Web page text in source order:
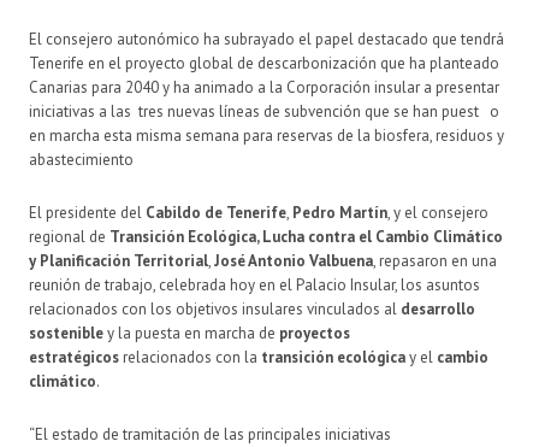
El consejero autonómico ha subrayado el papel destacado que tendrá
Tenerife en el proyecto global de descarbonización que ha planteado
Canarias para 2040 y ha animado a la Corporación insular a presentar
iniciativas a las tres nuevas líneas de subvención que se han puest o
en marcha esta misma semana para reservas de la biosfera, residuos y
abastecimiento
El presidente del Cabildo de Tenerife, Pedro Martín, y el consejero
regional de Transición Ecológica, Lucha contra el Cambio Climático
y Planificación Territorial,José Antonio Valbuena, repasaron en una
reunión de trabajo, celebrada hoy en el Palacio Insular, los asuntos
relacionados con los objetivos insulares vinculados al desarrollo
sostenibley la puesta en marcha de proyectos
estratégicos relacionados con la transición ecológicay el cambio
climático.
“El estado de tramitación de las principales iniciativas